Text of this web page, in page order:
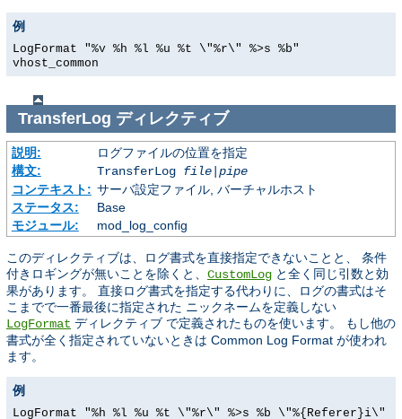
例
LogFormat "%v %h %l %u %t \"%r\" %>s %b"
vhost_common
TransferLog ディレクティブ
説明:
ログファイルの位置を指定
構文:
TransferLog file| pipe
コンテキスト: サーバ設定ファイル, バーチャルホスト
ステータス:
Base
モジュール:
mod_log_config
このディレクティブは、ログ書式を直接指定できないことと、 条件
付きロギングが無いことを除くと、 CustomLog と全く同じ引数と効
果があります。 直接ログ書式を指定する代わりに、ログの書式はそ
こまでで一番最後に指定された ニックネームを定義しない
LogFormat ディレクティブ で定義されたものを使います。 もし他の
書式が全く指定されていないときは Common Log Format が使われ
ます。
例
LogFormat "%h %l %u %t \"%r\" %>s %b \"%{Referer}i\"